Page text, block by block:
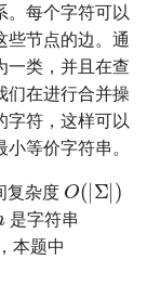
。每个字符可以
些节点的边。通
一类，并且在查
们在进行合并操
字符，这样可以
等价字符串。
复杂度
O (|Σ|)
是字符串
本题中